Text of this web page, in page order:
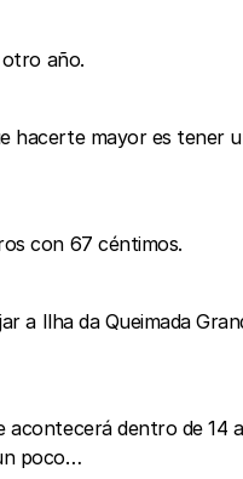
otro año.
hacerte mayor es tener
con 67 céntimos.
a Ilha da Queimada
acontecerá dentro de 14
poco…